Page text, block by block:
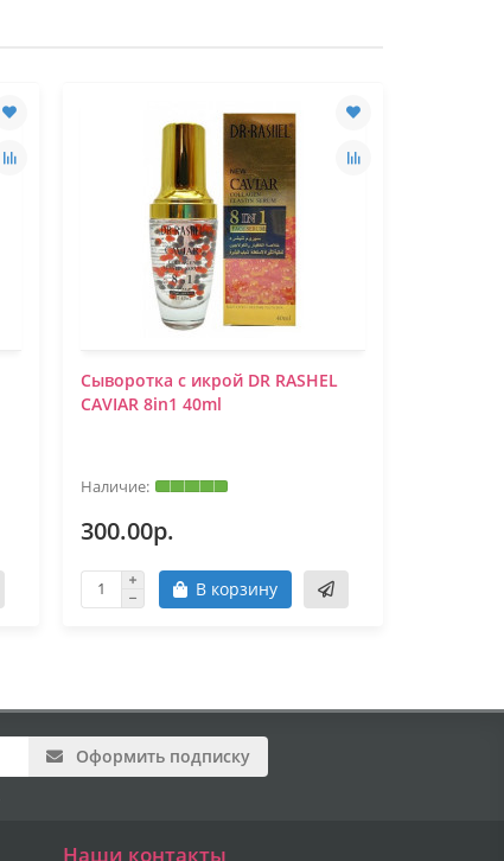
Сыворотка с икрой DR RASHEL
CAVIAR 8in1 40ml
300.00р.
В корзину
Оформить подписку
Наши контакты